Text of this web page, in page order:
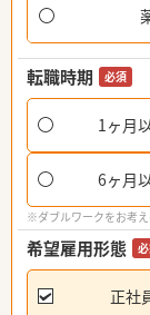
転職時期 必須
1ヶ月
6ヶ月
※ダブルワークをお考え
希望雇用形態
正社